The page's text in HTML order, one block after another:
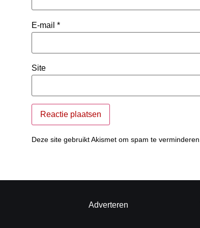
E-mail *
Site
Deze site gebruikt Akismet om spam te verminderen.
Adverteren